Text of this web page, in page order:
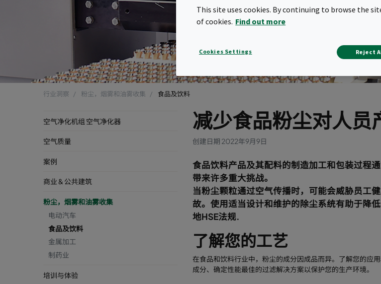
行业洞察 粉尘，烟雾和油雾收集 食品及饮料
空气净化机组 空气净化器
空气质量
案例
商业 & 公共建筑
粉尘，烟雾和油雾收集
电动汽车
食品及饮料
金属加工
制药业
培训与体验
减少食品粉尘对人员
创建日期 2022年9月9日
食品饮料产品及其配料的制造加工和包装过程
带来许多重大挑战。
当粉尘颗粒通过空气传播时，可能会威胁员工
故。使用适当设计和维护的除尘系统有助于降
地HSE法规.
了解您的工艺
在食品和饮料行业中，粉尘的成分因成品而异。了解您的应
成分、确定性能最佳的过滤解决方案以保护您的生产环境。
This site uses cookies. By continuing to browse the
of cookies. Find out more
Cookies Settings Reject